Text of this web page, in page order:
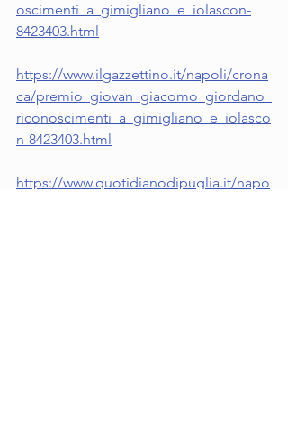
oscimenti_a_gimigliano_e_iolascon-
8423403.html
https://www.ilgazzettino.it/napoli/crona
ca/premio_giovan_giacomo_giordano_
riconoscimenti_a_gimigliano_e_iolasco
n-8423403.html
https://www.quotidianodipuglia.it/napo